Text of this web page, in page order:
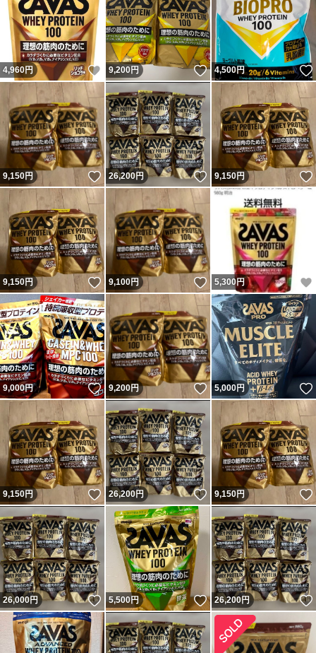
4,960円 いいね！
9,200円 いいね！
4,500円
9,150円 いいね！
26,200円 いいね！
9,150円
9,150円 いいね！
9,100円 いいね！
5,300円
9,000円 いいね！
9,200円 いいね！
5,000円
9,150円 いいね！
26,200円 いいね！
9,150円
26,000円 いいね！
5,500円 いいね！
26,200円